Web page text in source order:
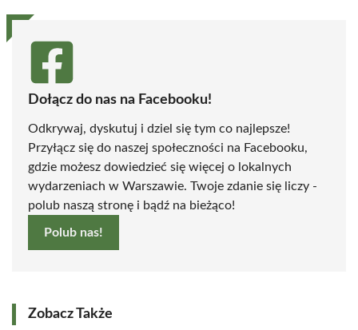
Dołącz do nas na Facebooku!
Odkrywaj, dyskutuj i dziel się tym co najlepsze!
Przyłącz się do naszej społeczności na Facebooku,
gdzie możesz dowiedzieć się więcej o lokalnych
wydarzeniach w Warszawie. Twoje zdanie się liczy -
polub naszą stronę i bądź na bieżąco!
Polub nas!
Zobacz Także